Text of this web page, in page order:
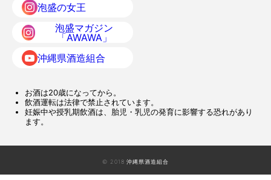
泡盛の女王
泡盛マガジン
「AWAWA」
沖縄県酒造組合
お酒は20歳になってから。
飲酒運転は法律で禁止されています。
妊娠中や授乳期飲酒は、胎児・乳児の発育に影響する恐れがあり
ます。
© 2018 沖縄県酒造組合